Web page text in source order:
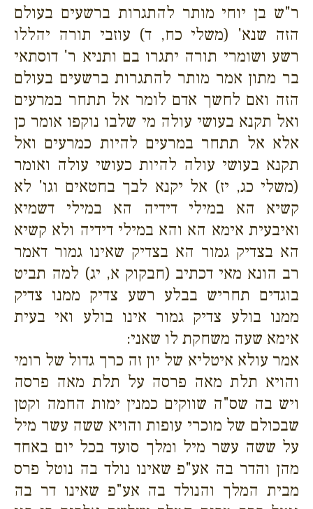
ר"ש בן יוחי מותר להתגרות ברשעים בעולם
הזה שנא' (משלי כח, ד) עוזבי תורה יהללו
רשע ושומרי תורה יתגרו בם ותניא ר' דוסתאי
בר מתון אמר מותר להתגרות ברשעים בעולם
הזה ואם לחשך אדם לומר אל תתחר במרעים
ואל תקנא בעושי עולה מי שלבו נוקפו אומר כן
אלא אל תתחר במרעים להיות כמרעים ואל
תקנא בעושי עולה להיות כעושי עולה ואומר
(משלי כג, יז) אל יקנא לבך בחטאים וגו' לא
קשיא הא במילי דידיה הא במילי דשמיא
ואיבעית אימא הא והא במילי דידיה ולא קשיא
הא בצדיק גמור הא בצדיק שאינו גמור דאמר
רב הונא מאי דכתיב (חבקוק א, יג) למה תביט
בוגדים תחריש בבלע רשע צדיק ממנו צדיק
ממנו בולע צדיק גמור אינו בולע ואי בעית
אימא שעה משחקת לו שאני:
אמר עולא איטליא של יון זה כרך גדול של רומי
והויא תלת מאה פרסה על תלת מאה פרסה
ויש בה שס"ה שווקים כמנין ימות החמה וקטן
שבכולם של מוכרי עופות והויא ששה עשר מיל
על ששה עשר מיל ומלך סועד בכל יום באחד
מהן והדר בה אע"פ שאינו נולד בה נוטל פרס
מבית המלך והנולד בה אע"פ שאינו דר בה